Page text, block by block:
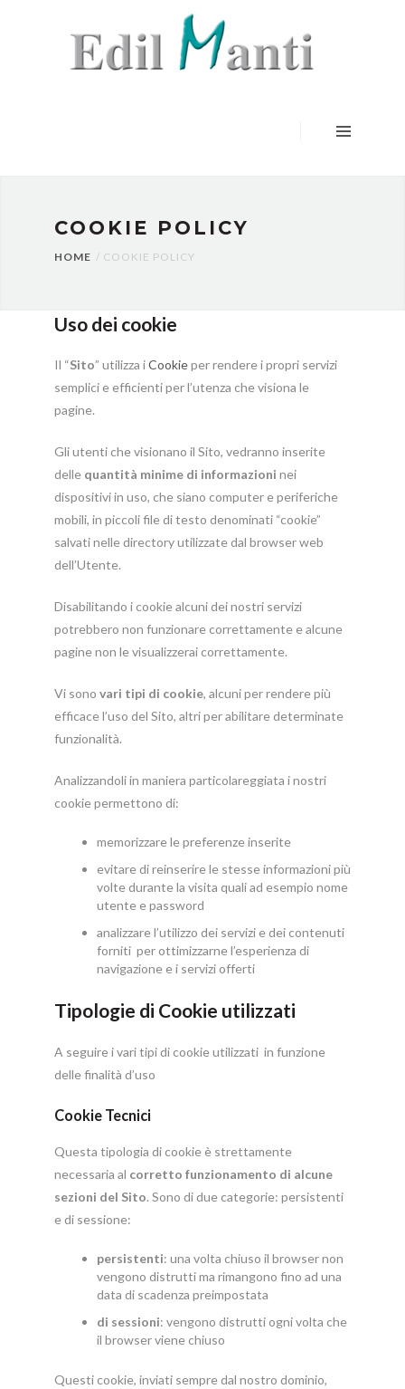
COOKIE POLICY
HOME COOKIE POLICY
Uso dei cookie
Il “Sito” utilizza iCookieper rendere i propri servizi
semplici e efficienti per l’utenza che visiona le
pagine.
Gli utenti che visionano il Sito, vedranno inserite
delle quantità minime di informazioni nei
dispositivi in uso, che siano computer e periferiche
mobili, in piccoli file di testo denominati “cookie”
salvati nelle directory utilizzate dal browser web
dell’Utente.
Disabilitando i cookie alcuni dei nostri servizi
potrebbero non funzionare correttamente e alcune
pagine non le visualizzerai correttamente.
Vi sono vari tipi di cookie, alcuni per rendere più
efficace l’uso del Sito, altri per abilitare determinate
funzionalità.
Analizzandoli in maniera particolareggiata i nostri
cookie permettono di:
memorizzare le preferenze inserite
evitare di reinserire le stesse informazioni più
volte durante la visita quali ad esempio nome
utente e password
analizzare l’utilizzo dei servizi e dei contenuti
forniti per ottimizzarne l’esperienza di
navigazione e i servizi offerti
Tipologie di Cookie utilizzati
A seguire i vari tipi di cookie utilizzati in funzione
delle finalità d’uso
Cookie Tecnici
Questa tipologia di cookie è strettamente
necessaria al corretto funzionamento di alcune
sezioni del Sito. Sono di due categorie: persistenti
e di sessione:
persistenti: una volta chiuso il browser non
vengono distrutti ma rimangono fino ad una
data di scadenza preimpostata
di sessioni: vengono distrutti ogni volta che
il browser viene chiuso
Questi cookie, inviati sempre dal nostro dominio,